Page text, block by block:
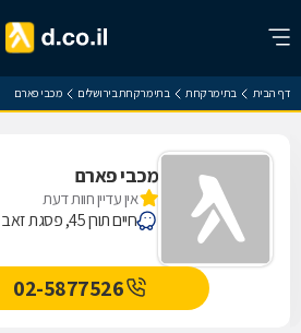
דף הבית בתי מרקחת בתי מרקחת בירושלים מכבי פארם
מכבי פארם
אין עדיין חוות דעת
חיים תורן 45, פסגת זאב ירושלים, פסגת זאב
02-5877526